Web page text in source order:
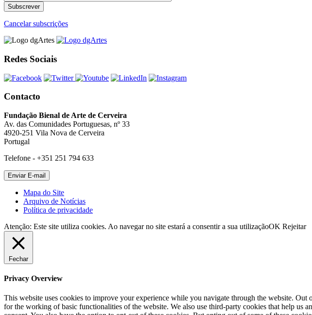
Cancelar subscrições
Redes Sociais
Contacto
Fundação Bienal de Arte de Cerveira
Av. das Comunidades Portuguesas, nº 33
4920-251 Vila Nova de Cerveira
Portugal
Telefone - +351 251 794 633
Mapa do Site
Arquivo de Notícias
Política de privacidade
Atenção: Este site utiliza cookies. Ao navegar no site estará a consentir a sua utilizaçãoOK Rejeitar
Fechar
Privacy Overview
This website uses cookies to improve your experience while you navigate through the website. Out
for the working of basic functionalities of the website. We also use third-party cookies that help